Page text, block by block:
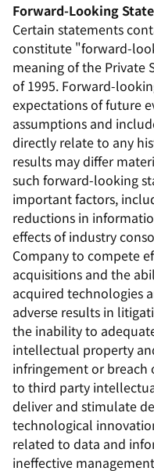
Forward-Looking
Certain statements
constitute "forward-
meaning of the Private
of 1995. Forward-
expectations of future
assumptions and
directly relate to any
results may differ
such forward-looking
important factors,
reductions in
effects of industry
Company to compete
acquisitions and the
acquired technologies
adverse results in
the inability to
intellectual property
infringement or breach
to third party
deliver and stimulate
technological
related to data and
ineffective